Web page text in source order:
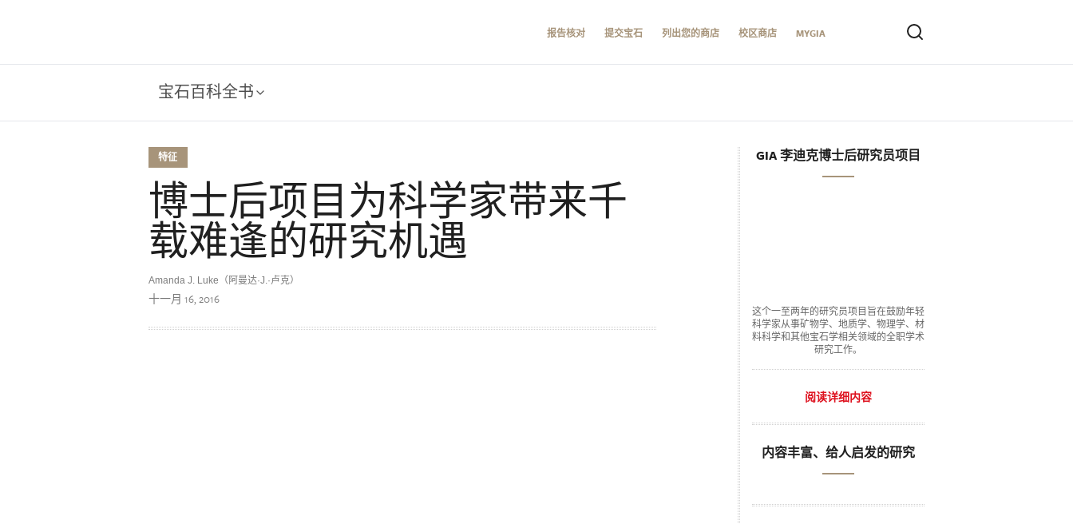
报告核对 提交宝石 列出您的商店 校区商店 MYGIA
宝石百科全书
特征
博士后项目为科学家带来千
载难逢的研究机遇
Amanda J. Luke（阿曼达·J.·卢克）
十一月 16, 2016
GIA 李迪克博士后研究员项目
这个一至两年的研究员项目旨在鼓励年轻
科学家从事矿物学、地质学、物理学、材
料科学和其他宝石学相关领域的全职学术
研究工作。
阅读详细内容
内容丰富、给人启发的研究